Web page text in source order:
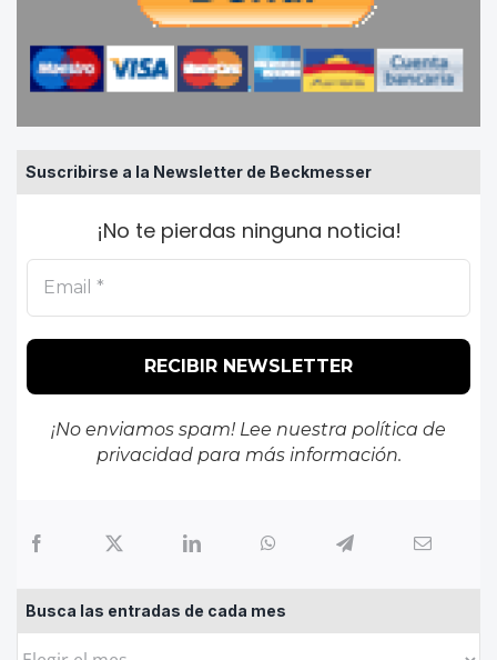
Suscribirse a la Newsletter de Beckmesser
¡No te pierdas ninguna noticia!
¡No enviamos spam! Lee nuestra política de
privacidadpara más información.
Busca las entradas de cada mes
Busca